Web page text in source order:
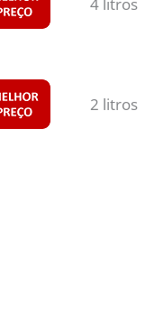
2 litros